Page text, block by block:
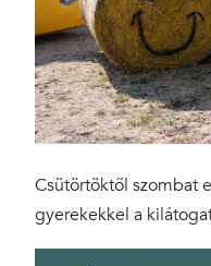
Csütörtöktől szombat
gyerekekkel a